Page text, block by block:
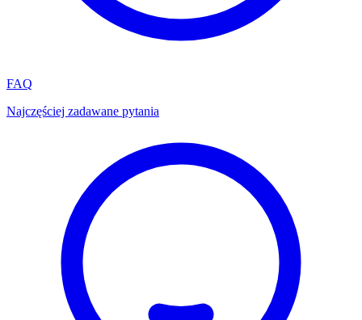
FAQ
Najczęściej zadawane pytania